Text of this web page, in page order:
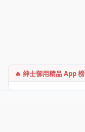
🔥 绅士御用精品 App 榜